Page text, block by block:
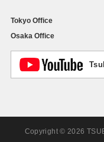
Tokyo Office
Osaka Office
Copyright © 2026